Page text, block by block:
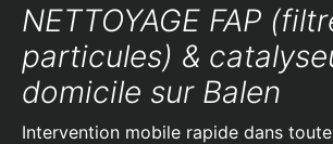
NETTOYAGE FAP
particules) &
domicile sur Balen
Intervention mobile rapide dans